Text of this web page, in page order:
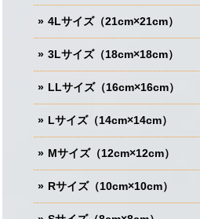
4Lサイズ（21cm×21cm）
3Lサイズ（18cm×18cm）
LLサイズ（16cm×16cm）
Lサイズ（14cm×14cm）
Mサイズ（12cm×12cm）
Rサイズ（10cm×10cm）